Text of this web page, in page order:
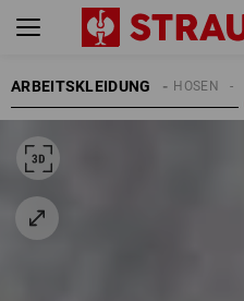
ARBEITSKLEIDUNG HOSEN
DAMEN